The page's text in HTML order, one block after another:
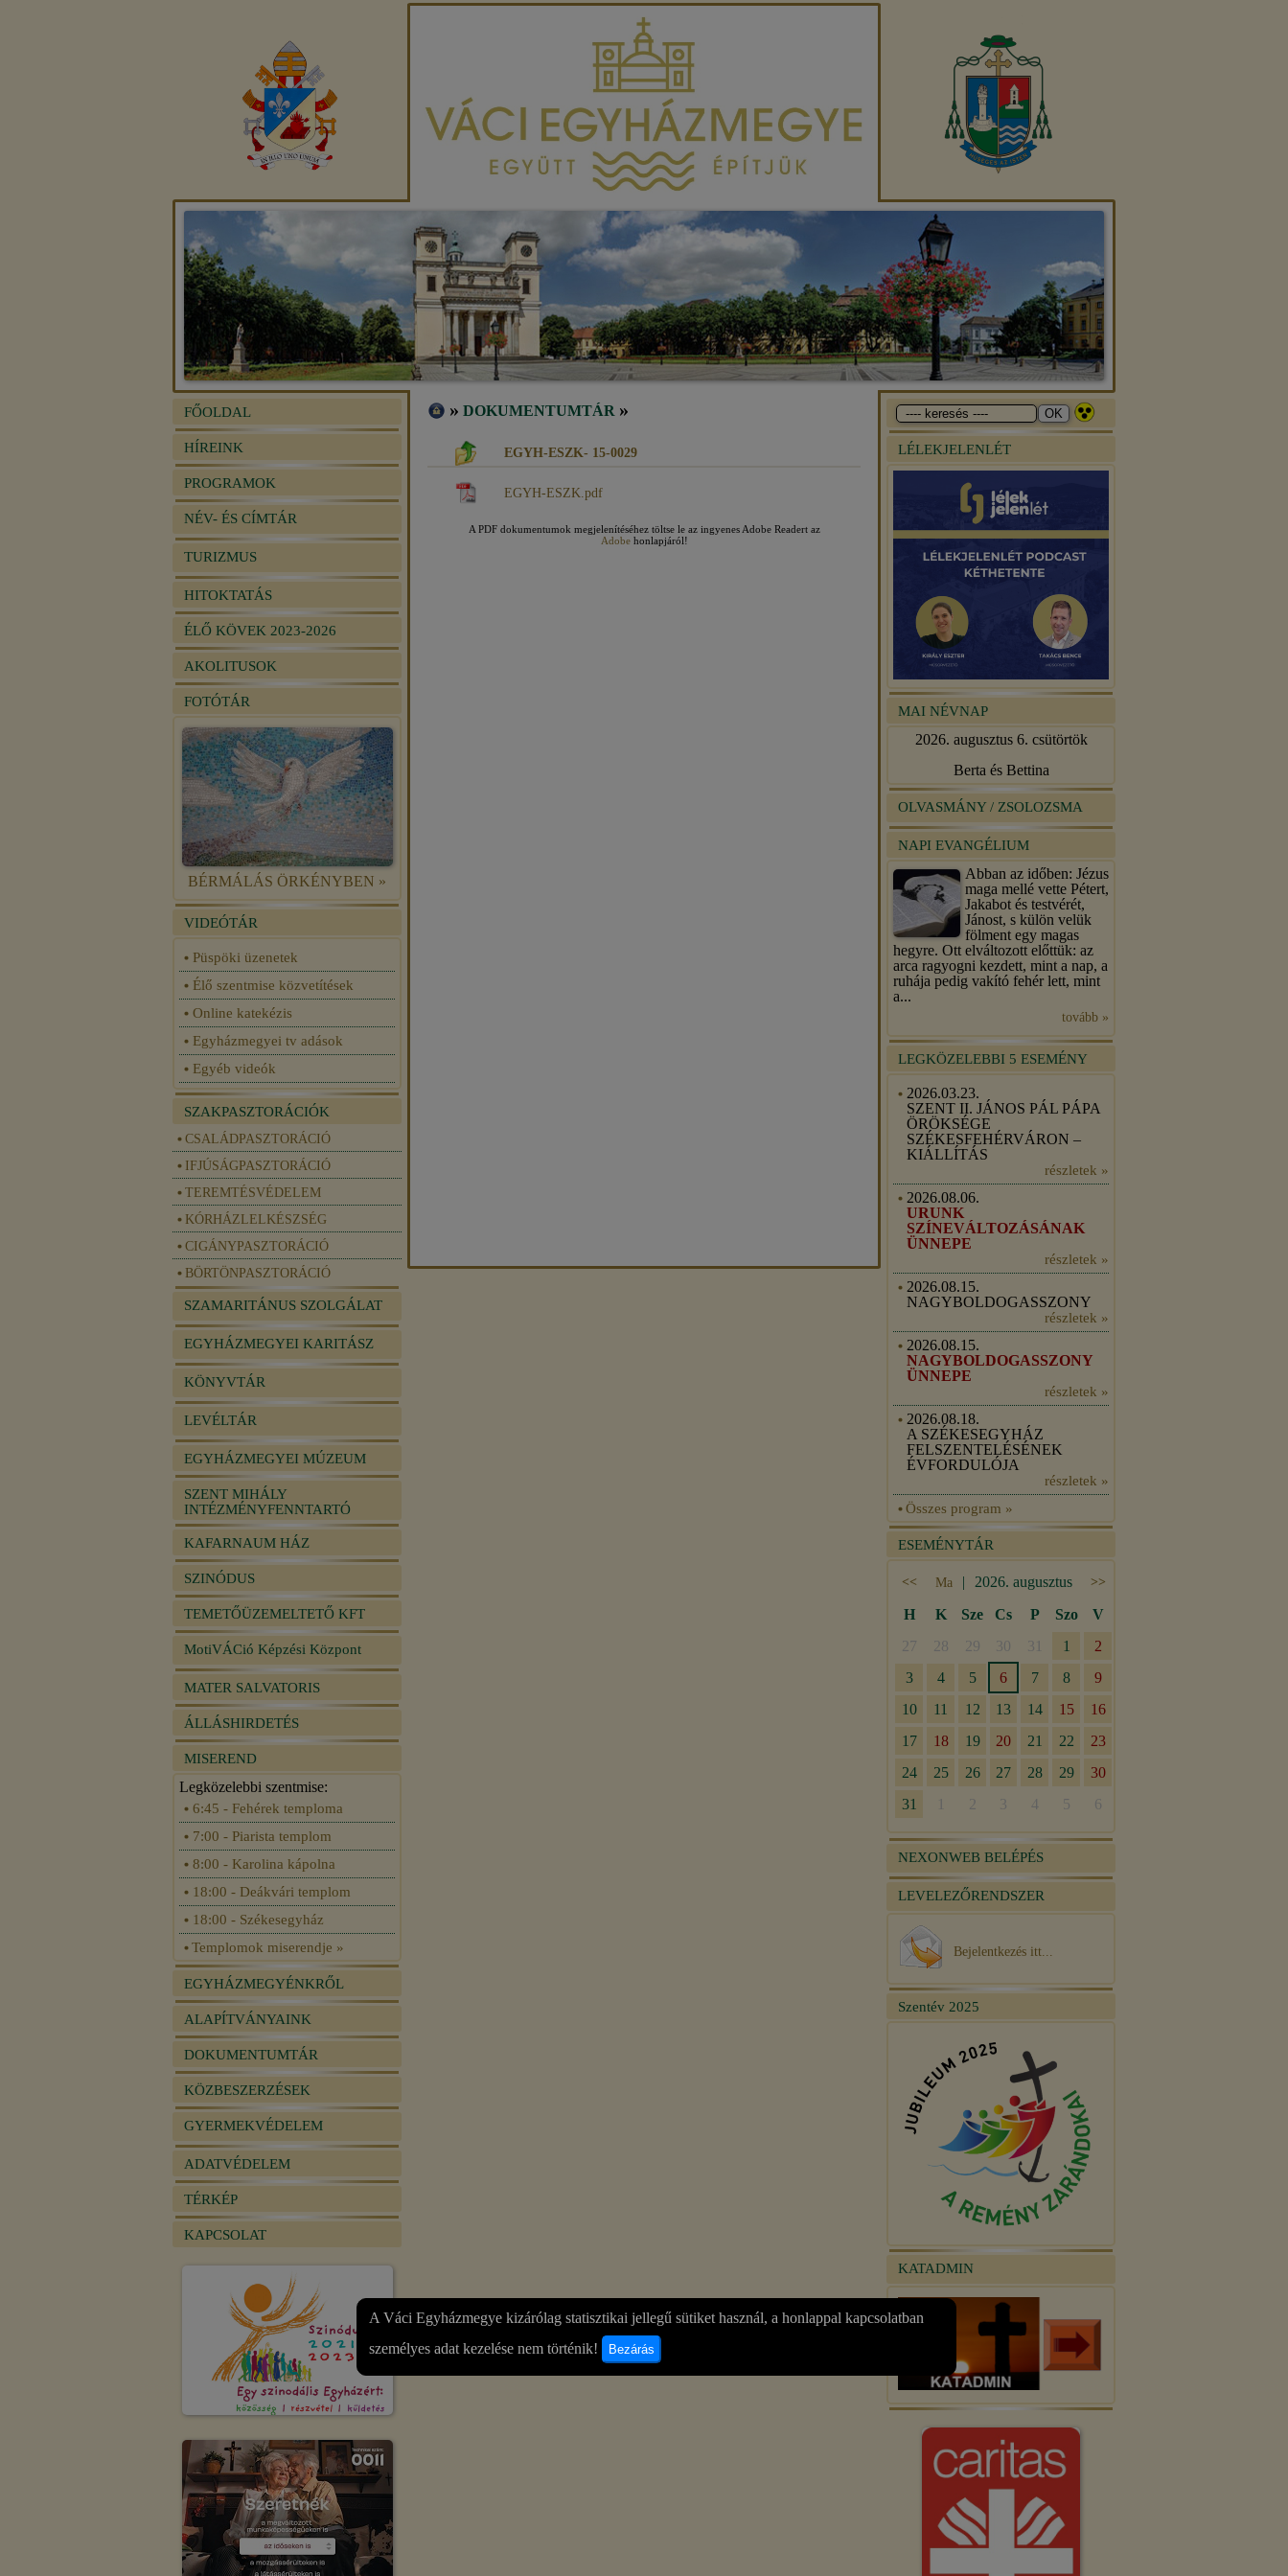
FŐOLDAL
HÍREINK
PROGRAMOK
NÉV- ÉS CÍMTÁR
TURIZMUS
HITOKTATÁS
ÉLŐ KÖVEK 2023-2026
AKOLITUSOK
FOTÓTÁR
BÉRMÁLÁS ÖRKÉNYBEN »
VIDEÓTÁR
Püspöki üzenetek
Élő szentmise közvetítések
Online katekézis
Egyházmegyei tv adások
Egyéb videók
SZAKPASZTORÁCIÓK
CSALÁDPASZTORÁCIÓ
IFJÚSÁGPASZTORÁCIÓ
TEREMTÉSVÉDELEM
KÓRHÁZLELKÉSZSÉG
CIGÁNYPASZTORÁCIÓ
BÖRTÖNPASZTORÁCIÓ
SZAMARITÁNUS SZOLGÁLAT
EGYHÁZMEGYEI KARITÁSZ
KÖNYVTÁR
LEVÉLTÁR
EGYHÁZMEGYEI MÚZEUM
SZENT MIHÁLY
INTÉZMÉNYFENNTARTÓ
KAFARNAUM HÁZ
SZINÓDUS
TEMETŐÜZEMELTETŐ KFT
MotiVÁCió Képzési Központ
MATER SALVATORIS
ÁLLÁSHIRDETÉS
MISEREND
Legközelebbi szentmise:
6:45 - Fehérek temploma
7:00 - Piarista templom
8:00 - Karolina kápolna
18:00 - Deákvári templom
18:00 - Székesegyház
Templomok miserendje »
EGYHÁZMEGYÉNKRŐL
ALAPÍTVÁNYAINK
DOKUMENTUMTÁR
KÖZBESZERZÉSEK
GYERMEKVÉDELEM
ADATVÉDELEM
TÉRKÉP
KAPCSOLAT
» DOKUMENTUMTÁR »
EGYH-ESZK- 15-0029
EGYH-ESZK.pdf
A PDF dokumentumok megjelenítéséhez töltse le az ingyenes Adobe Readert az
Adobehonlapjáról!
LÉLEKJELENLÉT
MAI NÉVNAP
2026. augusztus 6. csütörtök
Berta és Bettina
OLVASMÁNY / ZSOLOZSMA
NAPI EVANGÉLIUM
Abban az időben: Jézus
maga mellé vette Pétert,
Jakabot és testvérét,
Jánost, s külön velük
fölment egy magas
hegyre. Ott elváltozott előttük: az
arca ragyogni kezdett, mint a nap, a
ruhája pedig vakító fehér lett, mint
a...
tovább »
LEGKÖZELEBBI 5 ESEMÉNY
2026.03.23.
SZENT II. JÁNOS PÁL PÁPA
ÖRÖKSÉGE
SZÉKESFEHÉRVÁRON –
KIÁLLÍTÁS
részletek »
2026.08.06.
URUNK
SZÍNEVÁLTOZÁSÁNAK
ÜNNEPE
részletek »
2026.08.15.
NAGYBOLDOGASSZONY
részletek »
2026.08.15.
NAGYBOLDOGASSZONY
ÜNNEPE
részletek »
2026.08.18.
A SZÉKESEGYHÁZ
FELSZENTELÉSÉNEK
ÉVFORDULÓJA
részletek »
Összes program »
ESEMÉNYTÁR
NEXONWEB BELÉPÉS
LEVELEZŐRENDSZER
Bejelentkezés itt...
Szentév 2025
KATADMIN
A Váci Egyházmegye kizárólag statisztikai jellegű sütiket használ, a honlappal kapcsolatban
személyes adat kezelése nem történik!
Bezárás